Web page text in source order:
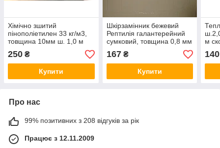
Хімічно зшитий
пінополіетилен 33 кг/м3,
товщина 10мм ш. 1,0 м
250 ₴
Купити
Шкірзамінник бежевий
Рептилія галантерейний
сумковий, товщина 0,8 мм
ш.1,4м за 1 м/п
167₴
Купити
м
140
Про нас
99% позитивних з 208 відгуків за рік
Працює з 12.11.2009